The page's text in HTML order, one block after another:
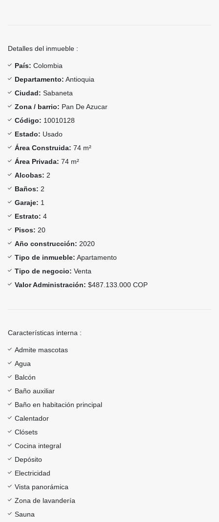
Detalles del inmueble :
País: Colombia
Departamento: Antioquia
Ciudad: Sabaneta
Zona / barrio: Pan De Azucar
Código: 10010128
Estado: Usado
Área Construida: 74 m²
Área Privada: 74 m²
Alcobas: 2
Baños: 2
Garaje: 1
Estrato: 4
Pisos: 20
Año construcción: 2020
Tipo de inmueble: Apartamento
Tipo de negocio: Venta
Valor Administración: $487.133.000 COP
Características interna :
Admite mascotas
Agua
Balcón
Baño auxiliar
Baño en habitación principal
Calentador
Clósets
Cocina integral
Depósito
Electricidad
Vista panorámica
Zona de lavandería
Sauna